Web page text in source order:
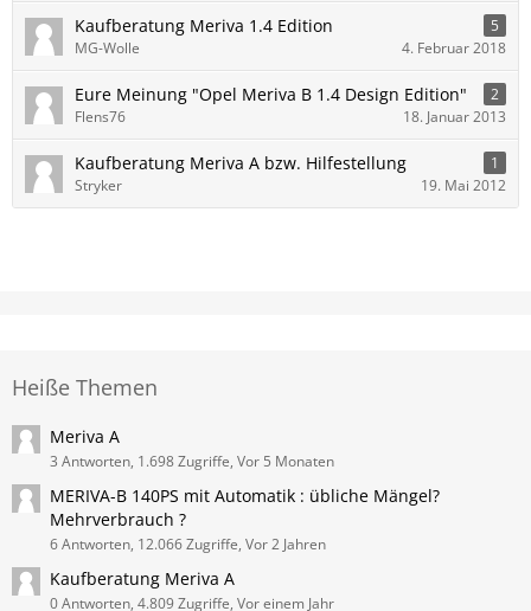
Kaufberatung Meriva 1.4 Edition
5
MG-Wolle
4. Februar 2018
Eure Meinung "Opel Meriva B 1.4 Design Edition"
2
Flens76
18. Januar 2013
Kaufberatung Meriva A bzw. Hilfestellung
1
Stryker
19. Mai 2012
Heiße Themen
Meriva A
3 Antworten, 1.698 Zugriffe, Vor 5 Monaten
MERIVA-B 140PS mit Automatik : übliche Mängel?
Mehrverbrauch ?
6 Antworten, 12.066 Zugriffe, Vor 2 Jahren
Kaufberatung Meriva A
0 Antworten, 4.809 Zugriffe, Vor einem Jahr